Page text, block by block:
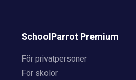
SchoolParrot Premium
För privatpersoner
För skolor